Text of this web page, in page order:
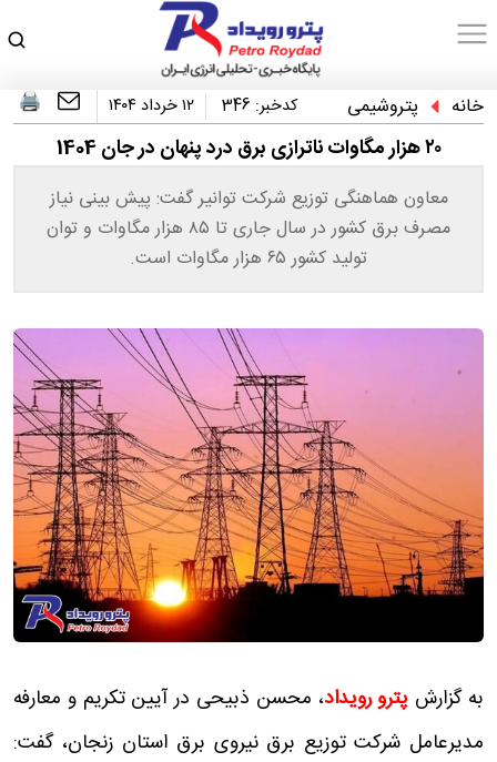
خانه پتروشیمی کدخبر: 346 ۱۲ خرداد ۱۴۰۴
۲۰ هزار مگاوات ناترازی برق درد پنهان در جان 1404
معاون هماهنگی توزیع شرکت توانیر گفت: پیش بینی نیاز
مصرف برق کشور در سال جاری تا ۸۵ هزار مگاوات و توان
تولید کشور ۶۵ هزار مگاوات است.
به گزارش پترو رویداد، محسن ذبیحی در آیین تکریم و معارفه
مدیرعامل شرکت توزیع برق نیروی برق استان زنجان، گفت: